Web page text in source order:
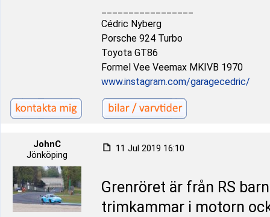
Cédric Nyberg
Porsche 924 Turbo
Toyota GT86
Formel Vee Veemax MKIVB 1970
www.instagram.com/garagecedric/
JohnC
Jönköping
11 Jul 2019 16:10
Grenröret är från RS
trimkammar i motorn